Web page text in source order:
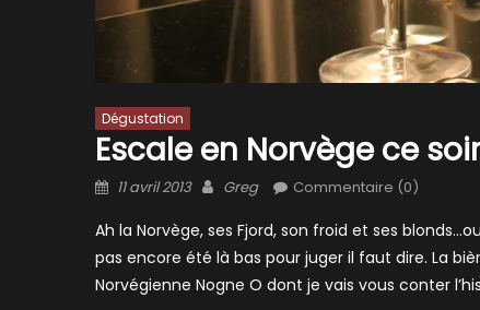
Dégustation
Escale en Norvège ce
Posted
11 avril 2013 Author
Greg Commentaire (0)
Ah la Norvège, ses Fjord, son froid et ses
pas encore été là bas pour juger il faut dire. La
Norvégienne Nogne O dont je vais vous conter